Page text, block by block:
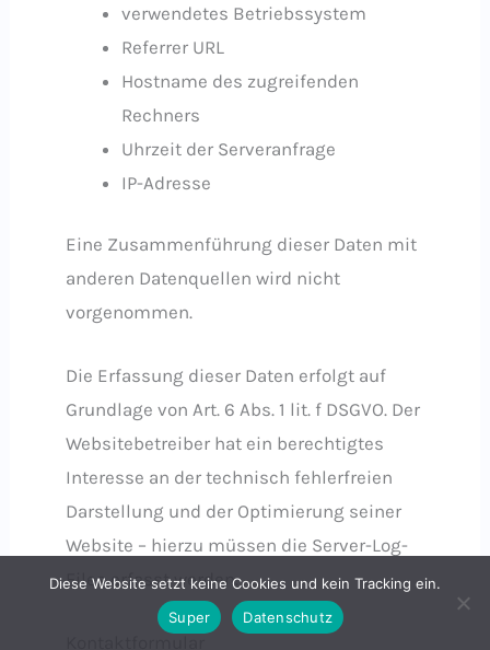
verwendetes Betriebssystem
Referrer URL
Hostname des zugreifenden
Rechners
Uhrzeit der Serveranfrage
IP-Adresse
Eine Zusammenführung dieser Daten mit
anderen Datenquellen wird nicht
vorgenommen.
Die Erfassung dieser Daten erfolgt auf
Grundlage von Art. 6 Abs. 1 lit. f DSGVO. Der
Websitebetreiber hat ein berechtigtes
Interesse an der technisch fehlerfreien
Darstellung und der Optimierung seiner
Website – hierzu müssen die Server-Log-
Files erfasst werden.
Diese Website setzt keine Cookies und kein Tracking ein.
Super
Datenschutz